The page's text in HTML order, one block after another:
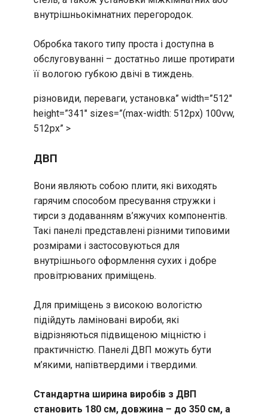
внутрішньокімнатних перегородок.
Обробка такого типу проста і доступна в
обслуговуванні – достатньо лише протирати
її вологою губкою двічі в тиждень.
різновиди, переваги, установка” width=”512″
height=”341″ sizes=”(max-width: 512px) 100vw,
512px” >
ДВП
Вони являють собою плити, які виходять
гарячим способом пресування стружки і
тирси з додаванням в’яжучих компонентів.
Такі панелі представлені різними типовими
розмірами і застосовуються для
внутрішнього оформлення сухих і добре
провітрюваних приміщень.
Для приміщень з високою вологістю
підійдуть ламіновані вироби, які
відрізняються підвищеною міцністю і
практичністю. Панелі ДВП можуть бути
м’якими, напівтвердими і твердими.
Стандартна ширина виробів з ДВП
становить 180 см, довжина – до 350 см, а